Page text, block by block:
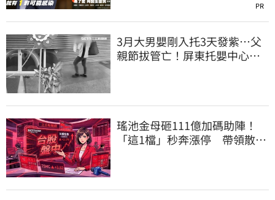
PR
3月大男嬰剛入托3天發紫…父
親節拔管亡！屏東托嬰中心回9
瑤池金母砸111億加碼助陣！
「這1檔」秒奔漲停 帶領散熱